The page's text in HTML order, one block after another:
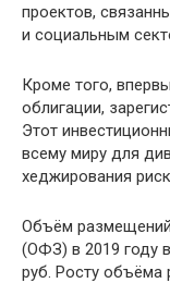
проектов,
и социальным
Кроме того,
облигации,
Этот
всему миру для
хеджирования
Объём
(ОФЗ) в 2019 году
руб. Росту объёма